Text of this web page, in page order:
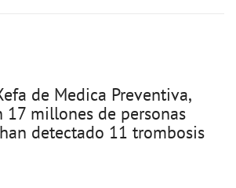
de Medica Preventiva,
17 millones de personas
detectado 11 trombosis